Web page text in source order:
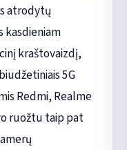
atrodytų
kasdieniam
kraštovaizdį,
5G
Redmi, Realme
ruožtu taip pat